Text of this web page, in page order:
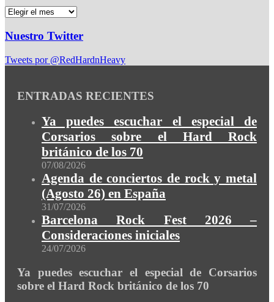
Nuestro Twitter
Tweets por @RedHardnHeavy
ENTRADAS RECIENTES
Ya puedes escuchar el especial de
Corsarios sobre el Hard Rock
británico de los 70
07/08/2026
Agenda de conciertos de rock y metal
(Agosto 26) en España
31/07/2026
Barcelona Rock Fest 2026 –
Consideraciones iniciales
24/07/2026
Ya puedes escuchar el especial de Corsarios
sobre el Hard Rock británico de los 70